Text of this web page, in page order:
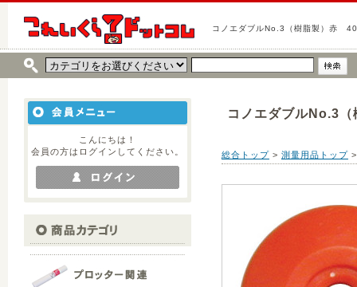
コノエダブルNo.3（樹脂製）赤
こんにちは！
会員の方はログインしてください。
コノエダブルNo.3
総合トップ > 測量用品トップ >